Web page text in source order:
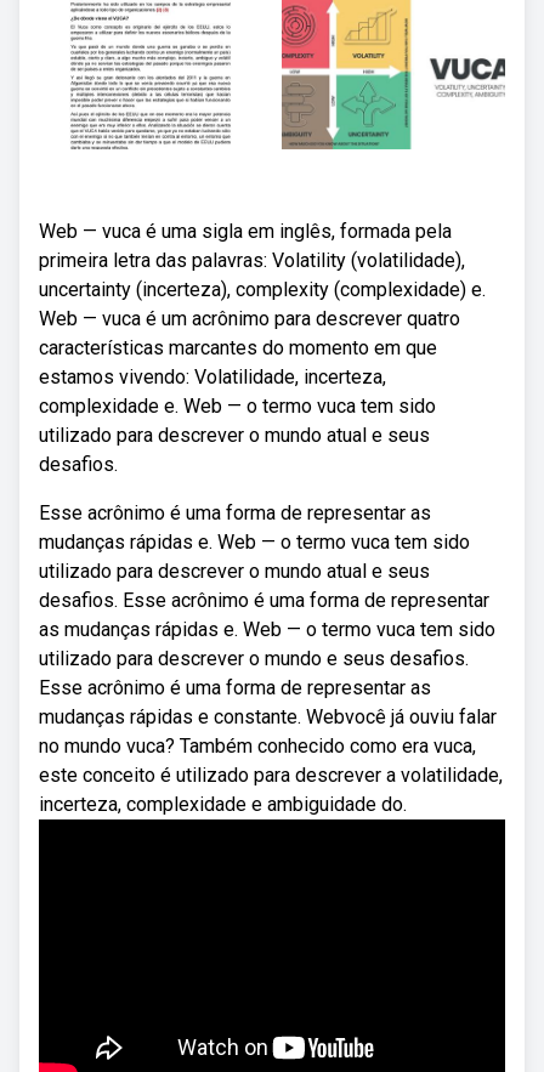
Web — vuca é uma sigla em inglês, formada pela
primeira letra das palavras: Volatility (volatilidade),
uncertainty (incerteza), complexity (complexidade) e.
Web — vuca é um acrônimo para descrever quatro
características marcantes do momento em que
estamos vivendo: Volatilidade, incerteza,
complexidade e. Web — o termo vuca tem sido
utilizado para descrever o mundo atual e seus
desafios.
Esse acrônimo é uma forma de representar as
mudanças rápidas e. Web — o termo vuca tem sido
utilizado para descrever o mundo atual e seus
desafios. Esse acrônimo é uma forma de representar
as mudanças rápidas e. Web — o termo vuca tem sido
utilizado para descrever o mundo e seus desafios.
Esse acrônimo é uma forma de representar as
mudanças rápidas e constante. Webvocê já ouviu falar
no mundo vuca? Também conhecido como era vuca,
este conceito é utilizado para descrever a volatilidade,
incerteza, complexidade e ambiguidade do.